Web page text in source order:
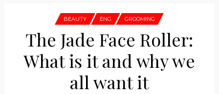
BEAUTY ENG GROOMING
The Jade Face Roller:
What is it and why we
all want it